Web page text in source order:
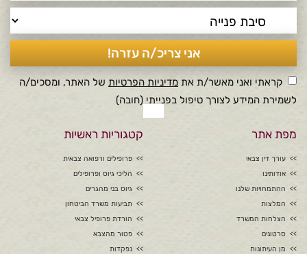
קראתי ואני מאשר/ת את מדיניות הפרטיות של האתר, ומסכים/ה
לשמירת המידע לצורך טיפול בפנייתי (חובה)
מפת אתר
עורך דין צבאי
אודותינו
ההתמחויות שלנו
המלצות
הצלחות המשרד
סרטונים
מן העיתונות
קטגוריות ראשיות
פרופילים ורפואה צבאית
הליכי גיוס ופרופילים
גיוס בני מהגרים
תביעות משרד הביטחון
הורדת פרופיל צבאי
פטור מהצבא
נפקדות